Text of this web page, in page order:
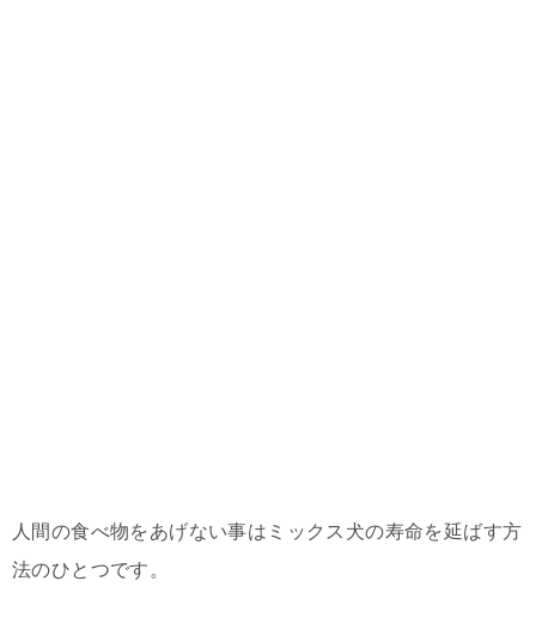
人間の食べ物をあげない事はミックス犬の寿命を延ばす方
法のひとつです。